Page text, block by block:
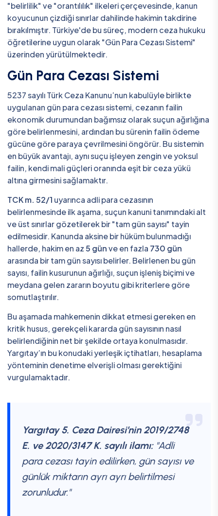
"belirlilik" ve "orantılılık" ilkeleri çerçevesinde, kanun
koyucunun çizdiği sınırlar dahilinde hakimin takdirine
bırakılmıştır. Türkiye'de bu süreç, modern ceza hukuku
öğretilerine uygun olarak "Gün Para Cezası Sistemi"
üzerinden yürütülmektedir.
Gün Para Cezası Sistemi
5237 sayılı Türk Ceza Kanunu’nun kabulüyle birlikte
uygulanan gün para cezası sistemi, cezanın failin
ekonomik durumundan bağımsız olarak suçun ağırlığına
göre belirlenmesini, ardından bu sürenin failin ödeme
gücüne göre paraya çevrilmesini öngörür. Bu sistemin
en büyük avantajı, aynı suçu işleyen zengin ve yoksul
failin, kendi mali güçleri oranında eşit bir ceza yükü
altına girmesini sağlamaktır.
TCK m. 52/1 uyarınca adli para cezasının
belirlenmesinde ilk aşama, suçun kanuni tanımındaki alt
ve üst sınırlar gözetilerek bir "tam gün sayısı" tayin
edilmesidir. Kanunda aksine bir hüküm bulunmadığı
hallerde, hakim en az5 günve en fazla 730 gün
arasında bir tam gün sayısı belirler. Belirlenen bu gün
sayısı, failin kusurunun ağırlığı, suçun işleniş biçimi ve
meydana gelen zararın boyutu gibi kriterlere göre
somutlaştırılır.
Bu aşamada mahkemenin dikkat etmesi gereken en
kritik husus, gerekçeli kararda gün sayısının nasıl
belirlendiğinin net bir şekilde ortaya konulmasıdır.
Yargıtay’ın bu konudaki yerleşik içtihatları, hesaplama
yönteminin denetime elverişli olması gerektiğini
vurgulamaktadır.
Yargıtay 5. Ceza Dairesi’nin 2019/2748
E. ve 2020/3147 K. sayılı ilamı:"Adli
para cezası tayin edilirken, gün sayısı ve
günlük miktarın ayrı ayrı belirtilmesi
zorunludur."